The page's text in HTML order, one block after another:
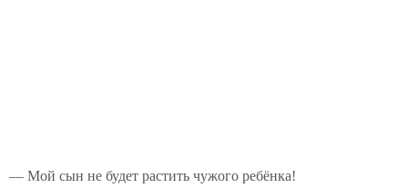
— Мой сын не будет растить чужого ребёнка!